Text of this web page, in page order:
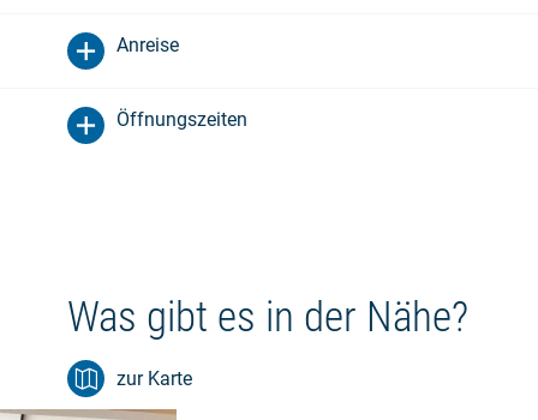
Anreise
Öffnungszeiten
Was gibt es in der Nähe?
zur Karte